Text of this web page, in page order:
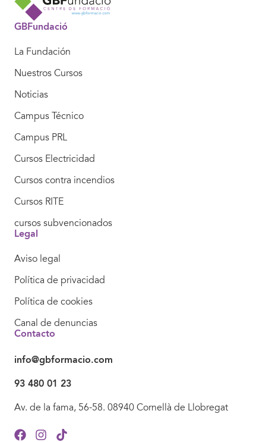
GBFundació
La Fundación
Nuestros Cursos
Noticias
Campus Técnico
Campus PRL
Cursos Electricidad
Cursos contra incendios
Cursos RITE
cursos subvencionados
Legal
Aviso legal
Política de privacidad
Política de cookies
Canal de denuncias
Contacto
info@gbformacio.com
93 480 01 23
Av. de la fama, 56-58. 08940 Cornellà de Llobregat